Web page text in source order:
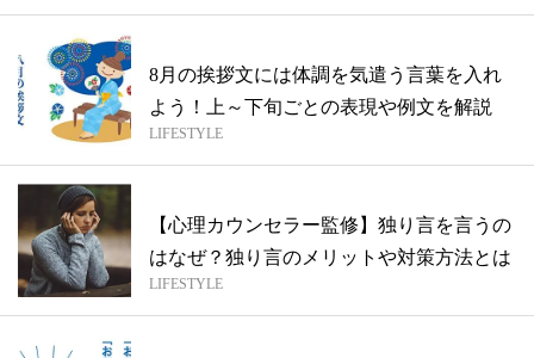
8月の挨拶文には体調を気遣う言葉を入れ
よう！上～下旬ごとの表現や例文を解説
LIFESTYLE
【心理カウンセラー監修】独り言を言うの
はなぜ？独り言のメリットや対策方法とは
LIFESTYLE